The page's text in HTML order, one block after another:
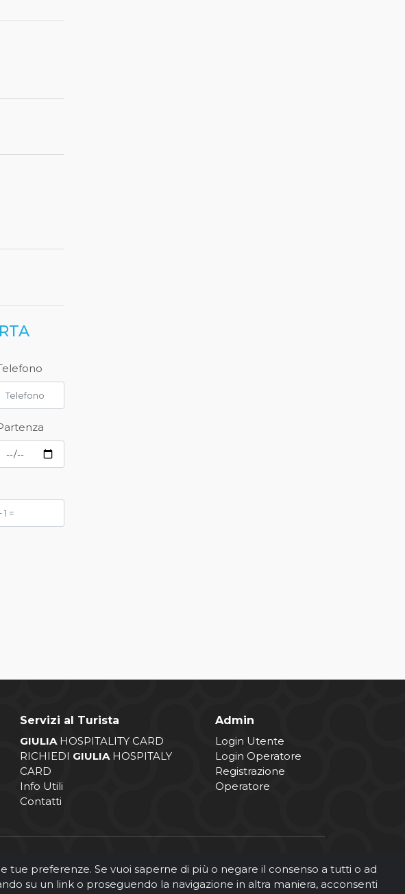
Servizi al Turista
GIULIA HOSPITALITY CARD
RICHIEDI GIULIA HOSPITALY
CARD
Info Utili
Contatti
Admin
Login Utente
Login Operatore
Registrazione
Operatore
preferenze. Se vuoi saperne di più o negare il consenso a tutti o ad
su un link o proseguendo la navigazione in altra maniera, acconsenti